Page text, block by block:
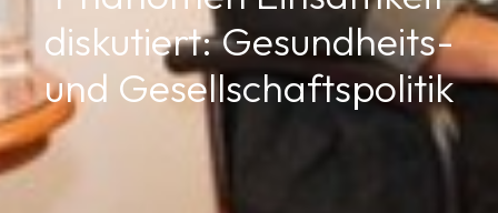
diskutiert: Gesundheits-
und Gesellschaftspolitik